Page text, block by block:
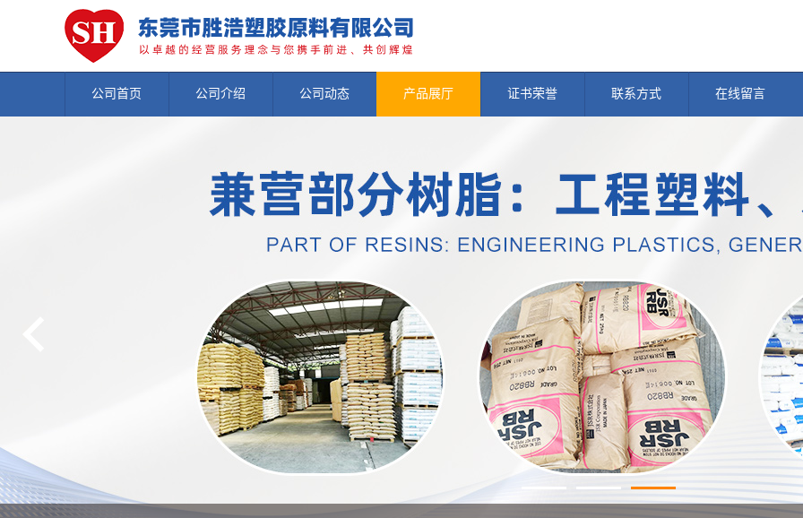
公司首页 公司介绍 公司动态 产品展厅 证书荣誉 联系方式 在线留言